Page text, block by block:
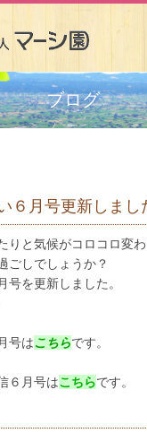
あい
ブログ
６月号更新しまし
りと気候がコロコロ変
ごしでしょうか？
号を更新しました。
号はこちらです。
６月号はこちらです。